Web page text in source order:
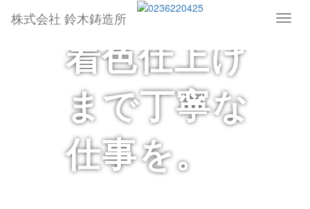
株式会社 鈴木鋳造所
着色仕上げ
まで丁寧な
仕事を。